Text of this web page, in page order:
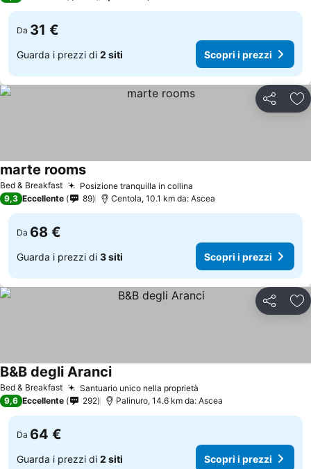
Da 31 €
Guarda i prezzi di 2 siti Scopri i prezzi
Condividi
Bed & Breakfast Posizione tranquilla in collina
marte rooms
9,3 Eccellente 89 Centola, 10.1 km da: Ascea
Da 68 €
Guarda i prezzi di 3 siti Scopri i prezzi
Condividi
Bed & Breakfast Santuario unico nella proprietà
B&B degli Aranci
9,6 Eccellente 292 Palinuro, 14.6 km da: Ascea
Da 64 €
Guarda i prezzi di 2 siti Scopri i prezzi